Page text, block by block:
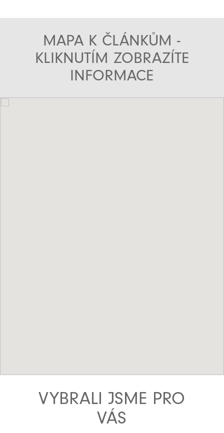
MAPA K ČLÁNKŮM -
KLIKNUTÍM ZOBRAZÍTE
INFORMACE
VYBRALI JSME PRO
VÁS